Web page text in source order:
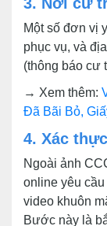
Một số đơn vị
phục vụ, và
(thông báo cư
→ Xem thêm:
Đã Bãi Bỏ,
4. Xác
Ngoài ảnh
online yêu
video khuôn
Bước này là